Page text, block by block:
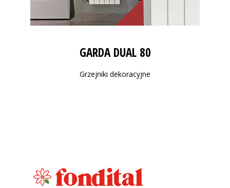
GARDA DUAL 80
Grzejniki dekoracyjne